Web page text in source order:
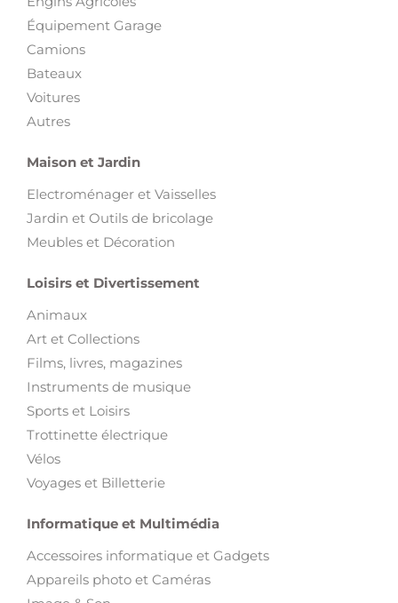
Équipement Garage
Camions
Bateaux
Voitures
Autres
Maison et Jardin
Electroménager et Vaisselles
Jardin et Outils de bricolage
Meubles et Décoration
Loisirs et Divertissement
Animaux
Art et Collections
Films, livres, magazines
Instruments de musique
Sports et Loisirs
Trottinette électrique
Vélos
Voyages et Billetterie
Informatique et Multimédia
Accessoires informatique et Gadgets
Appareils photo et Caméras